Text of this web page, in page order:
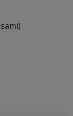
choroba
zabiegów